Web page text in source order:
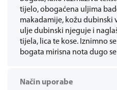
tijelo, obogaćena uljima
makadamije, kožu dubinski
ulje dubinski njeguje i
tijela, lica te kose. Iznimno
bogata mirisna nota dugo
Način uporabe